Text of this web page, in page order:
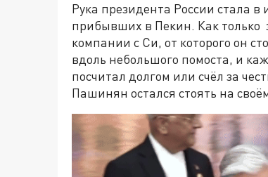
Рука президента России стала в
прибывших в Пекин. Как только
компании с Си, от которого он
вдоль небольшого помоста, и
посчитал долгом или счёл за
Пашинян остался стоять на